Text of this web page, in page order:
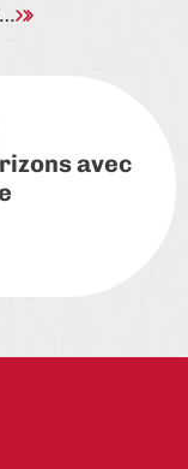
…
avec